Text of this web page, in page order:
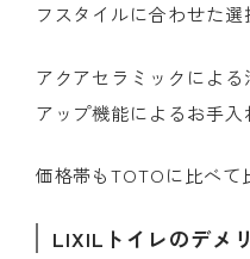
フスタイルに合わせた選
アクアセラミックによ
アップ機能によるお手入
価格帯もTOTOに比べて
LIXILトイレのデメ